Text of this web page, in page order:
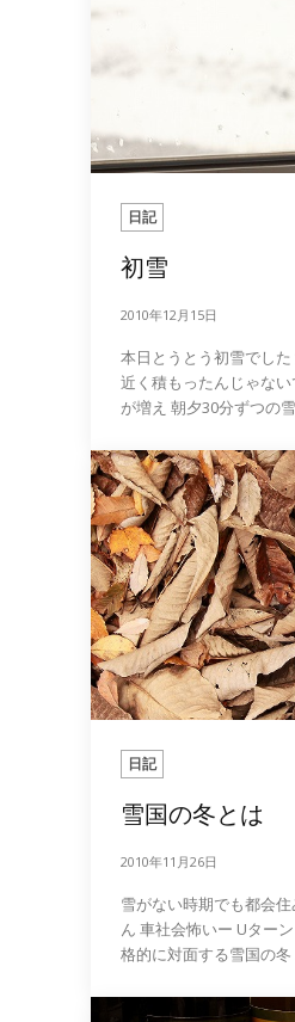
日記
初雪
2010年12月15日
本日とうとう初雪でした 派手に降って今日だけで20cm
近く積もったんじゃないでしょうか
が増え 朝夕30分ずつ
日記
雪国の冬とは
2010年11月26日
雪がない時期でも都会
ん 車社会怖いー Uターンして初めての冬 五年ぶりに本